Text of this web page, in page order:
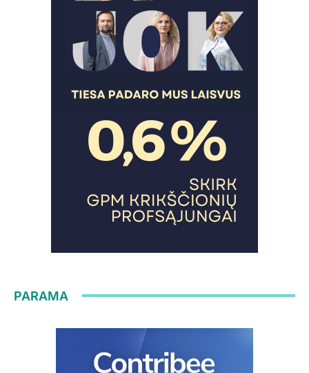
PARAMA